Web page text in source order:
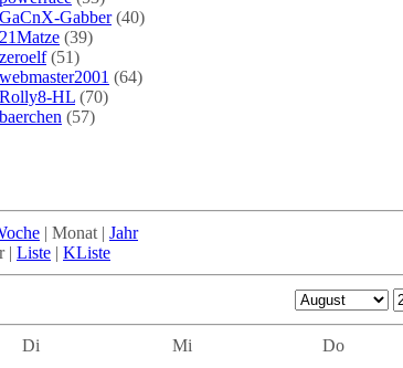
GaCnX-Gabber(40)
21Matze (39)
zeroelf(51)
webmaster2001 (64)
Rolly8-HL (70)
baerchen (57)
| Monat | Jahr
| Liste | KListe
Di Mi Do